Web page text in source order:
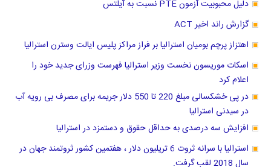
دلیل محبوبیت آزمون PTE نسبت به آیلتس
گزارش راند اخیر ACT
اهتزاز پرچم بومیان استرالیا بر فراز مراکز پلیس ایالت وسترن استرالیا
اسکات موریسون نخست وزیر استرالیا فهرست وزرای جدید خود را
اعلام کرد
در پی خشکسالی مبلغ 220 تا 550 دلار جریمه برای مصرف بی رویه آب
در سیدنی استرالیا
افزایش سه درصدی به حداقل حقوق و دستمزد در استرالیا
استرالیا با سرانه ثروت 6 تریلیون دلار ، هفتمین کشور ثروتمند جهان در
سال 2018 لقب گرفت.